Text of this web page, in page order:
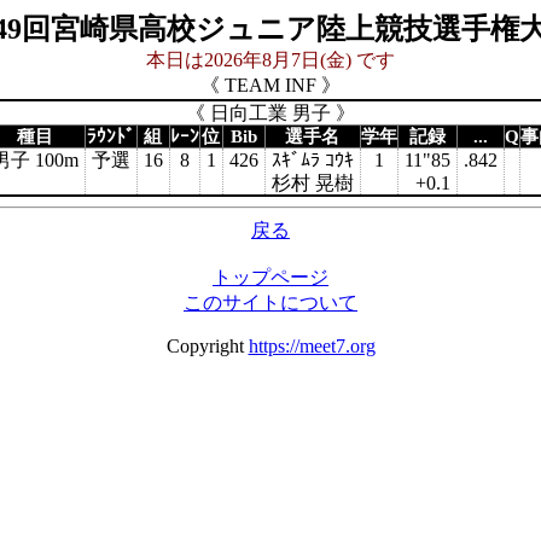
回宮崎県高校ジュニア陸上競技選手権
本日は2026年8月7日(金) です
《 TEAM INF 》
《 日向工業 男子 》
種目 ﾗｳﾝﾄﾞ 組 ﾚｰﾝ位 Bib 選手名 学年 記録 ... Q
子 100m 予選 16 8 1 426
ｽｷﾞﾑﾗ ｺｳｷ
杉村 晃樹
1
11"85
+0.1
.842
戻る
トップページ
このサイトについて
Copyright https://meet7.org